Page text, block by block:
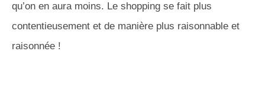
qu’on en aura moins. Le shopping se fait plus
contentieusement et de manière plus raisonnable et
raisonnée !